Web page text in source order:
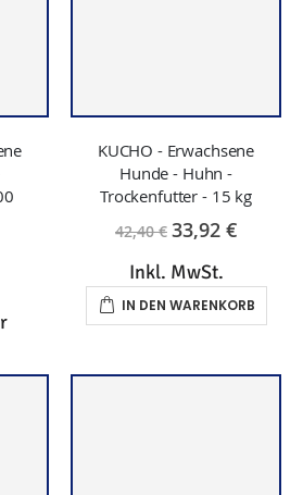
KUCHO - Erwachsene
Hunde - Huhn -
Trockenfutter - 15 kg
42,40 € 33,92 €
Inkl. MwSt.
IN DEN WARENKORB